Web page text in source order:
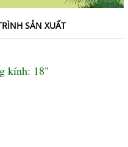
SẢN XUẤT
kính: 18"